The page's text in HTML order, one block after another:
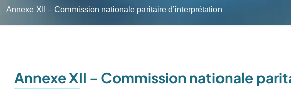
Annexe XII – Commission nationale paritaire d’interprétation
Annexe XII – Commission nationale